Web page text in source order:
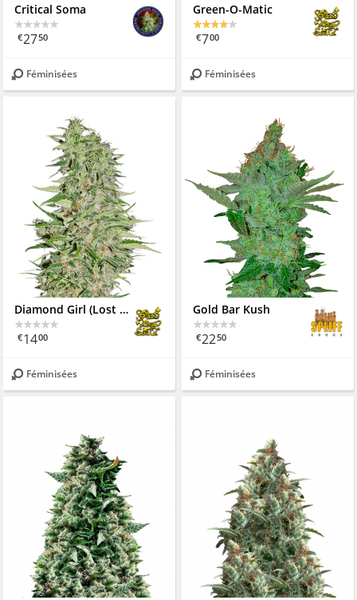
Critical Soma
€2750
Féminisées
Green-O-Matic
€700
Féminisées
Diamond Girl (Lost Pearl)
€1400
Féminisées
Gold Bar Kush
€2250
Féminisées